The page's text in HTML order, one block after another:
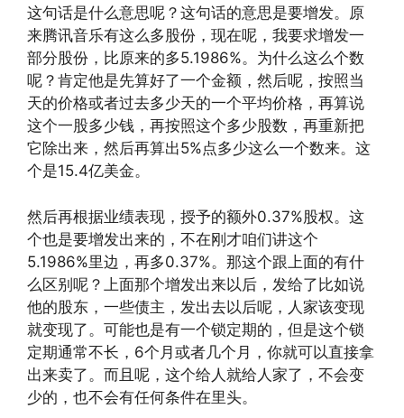
这句话是什么意思呢？这句话的意思是要增发。原
来腾讯音乐有这么多股份，现在呢，我要求增发一
部分股份，比原来的多5.1986%。为什么这么个数
呢？肯定他是先算好了一个金额，然后呢，按照当
天的价格或者过去多少天的一个平均价格，再算说
这个一股多少钱，再按照这个多少股数，再重新把
它除出来，然后再算出5%点多少这么一个数来。这
个是15.4亿美金。
然后再根据业绩表现，授予的额外0.37%股权。这
个也是要增发出来的，不在刚才咱们讲这个
5.1986%里边，再多0.37%。那这个跟上面的有什
么区别呢？上面那个增发出来以后，发给了比如说
他的股东，一些债主，发出去以后呢，人家该变现
就变现了。可能也是有一个锁定期的，但是这个锁
定期通常不长，6个月或者几个月，你就可以直接拿
出来卖了。而且呢，这个给人就给人家了，不会变
少的，也不会有任何条件在里头。